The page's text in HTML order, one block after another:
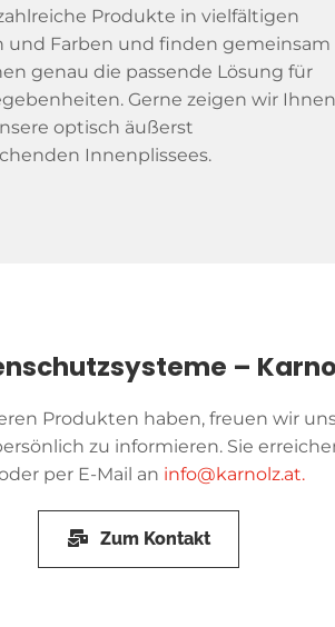
Produkte in vielfältigen
und Farben und finden gemeinsam
genau die passende Lösung für
Gerne zeigen wir Ihnen
optisch äußerst
Innenplissees.
–
Produkten haben, freuen wir
zu informieren. Sie
per E-Mail an info@karnolz.at.
Zum Kontakt